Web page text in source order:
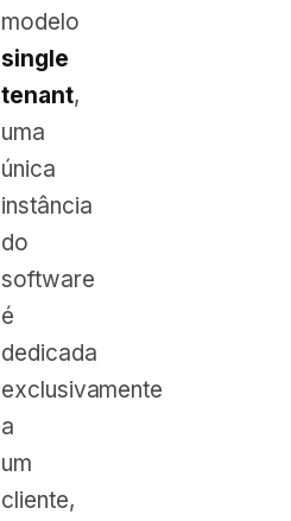
modelo
single
tenant,
uma
única
instância
do
software
é
dedicada
exclusivamente
a
um
cliente,